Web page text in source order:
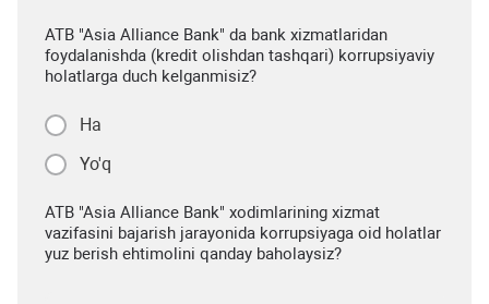
ATB "Asia Alliance Bank" da bank xizmatlaridan
foydalanishda (kredit olishdan tashqari) korrupsiyaviy
holatlarga duch kelganmisiz?
Ha
Yo'q
ATB "Asia Alliance Bank" xodimlarining xizmat
vazifasini bajarish jarayonida korrupsiyaga oid holatlar
yuz berish ehtimolini qanday baholaysiz?